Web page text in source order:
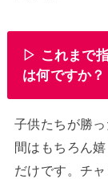
▷ これまで
は何ですか？
子供たちが勝
間はもちろん
だけです。チ